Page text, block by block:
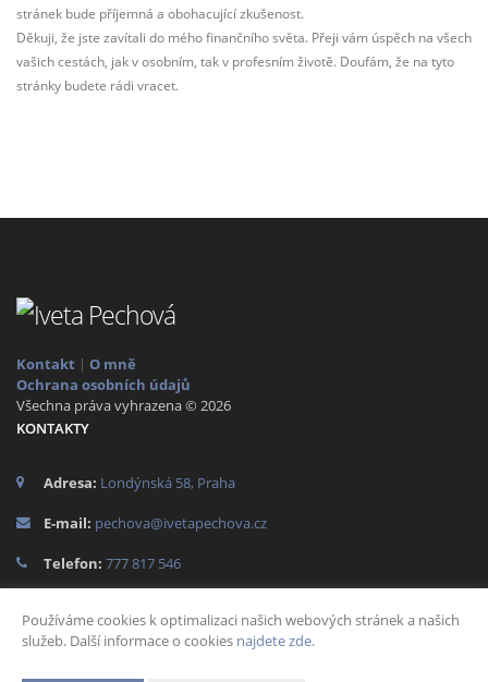
stránek bude příjemná a obohacující zkušenost.
Děkuji, že jste zavítali do mého finančního světa. Přeji vám úspěch na všech
vašich cestách, jak v osobním, tak v profesním životě. Doufám, že na tyto
stránky budete rádi vracet.
Kontakt | O mně
Ochrana osobních údajů
Všechna práva vyhrazena © 2026
KONTAKTY
Adresa: Londýnská 58, Praha
E-mail: pechova@ivetapechova.cz
Telefon: 777 817 546
Používáme cookies k optimalizaci našich webových stránek a našich
služeb. Další informace o cookies najdete zde.